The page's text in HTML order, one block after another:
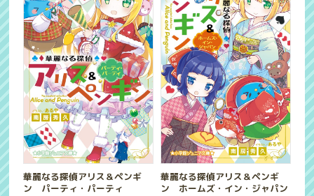
華麗なる探偵アリス＆ペンギ
ン パーティ・パーティ
華麗なる探偵アリス＆ペンギ
ン ホームズ・イン・ジャパン